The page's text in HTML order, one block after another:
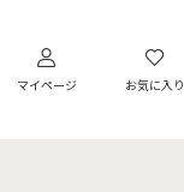
マイページ お気に入り